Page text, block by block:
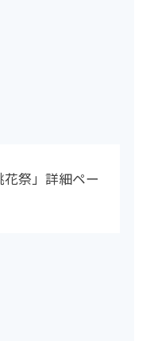
祭」詳細ペー